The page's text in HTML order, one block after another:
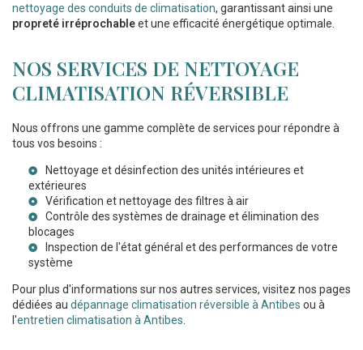
nettoyage des conduits de climatisation, garantissant ainsi une
propreté irréprochableet une efficacité énergétique optimale.
NOS SERVICES DE NETTOYAGE
CLIMATISATION RÉVERSIBLE
Nous offrons une gamme complète de services pour répondre à
tous vos besoins :
Nettoyage et désinfection des unités intérieures et
extérieures
Vérification et nettoyage des filtres à air
Contrôle des systèmes de drainage et élimination des
blocages
Inspection de l'état général et des performances de votre
système
Pour plus d'informations sur nos autres services, visitez nos pages
dédiées au dépannage climatisation réversible à Antibes ou à
l'entretien climatisation à Antibes